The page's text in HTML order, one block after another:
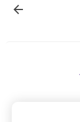
